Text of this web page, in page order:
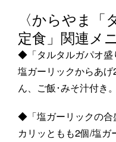
〈からやま「
定食」関連メ
◆「タルタルガパオ盛
塩ガーリックからあ
ん、ご飯･みそ汁付き。
◆「塩ガーリックの合
カリッともも2個/塩